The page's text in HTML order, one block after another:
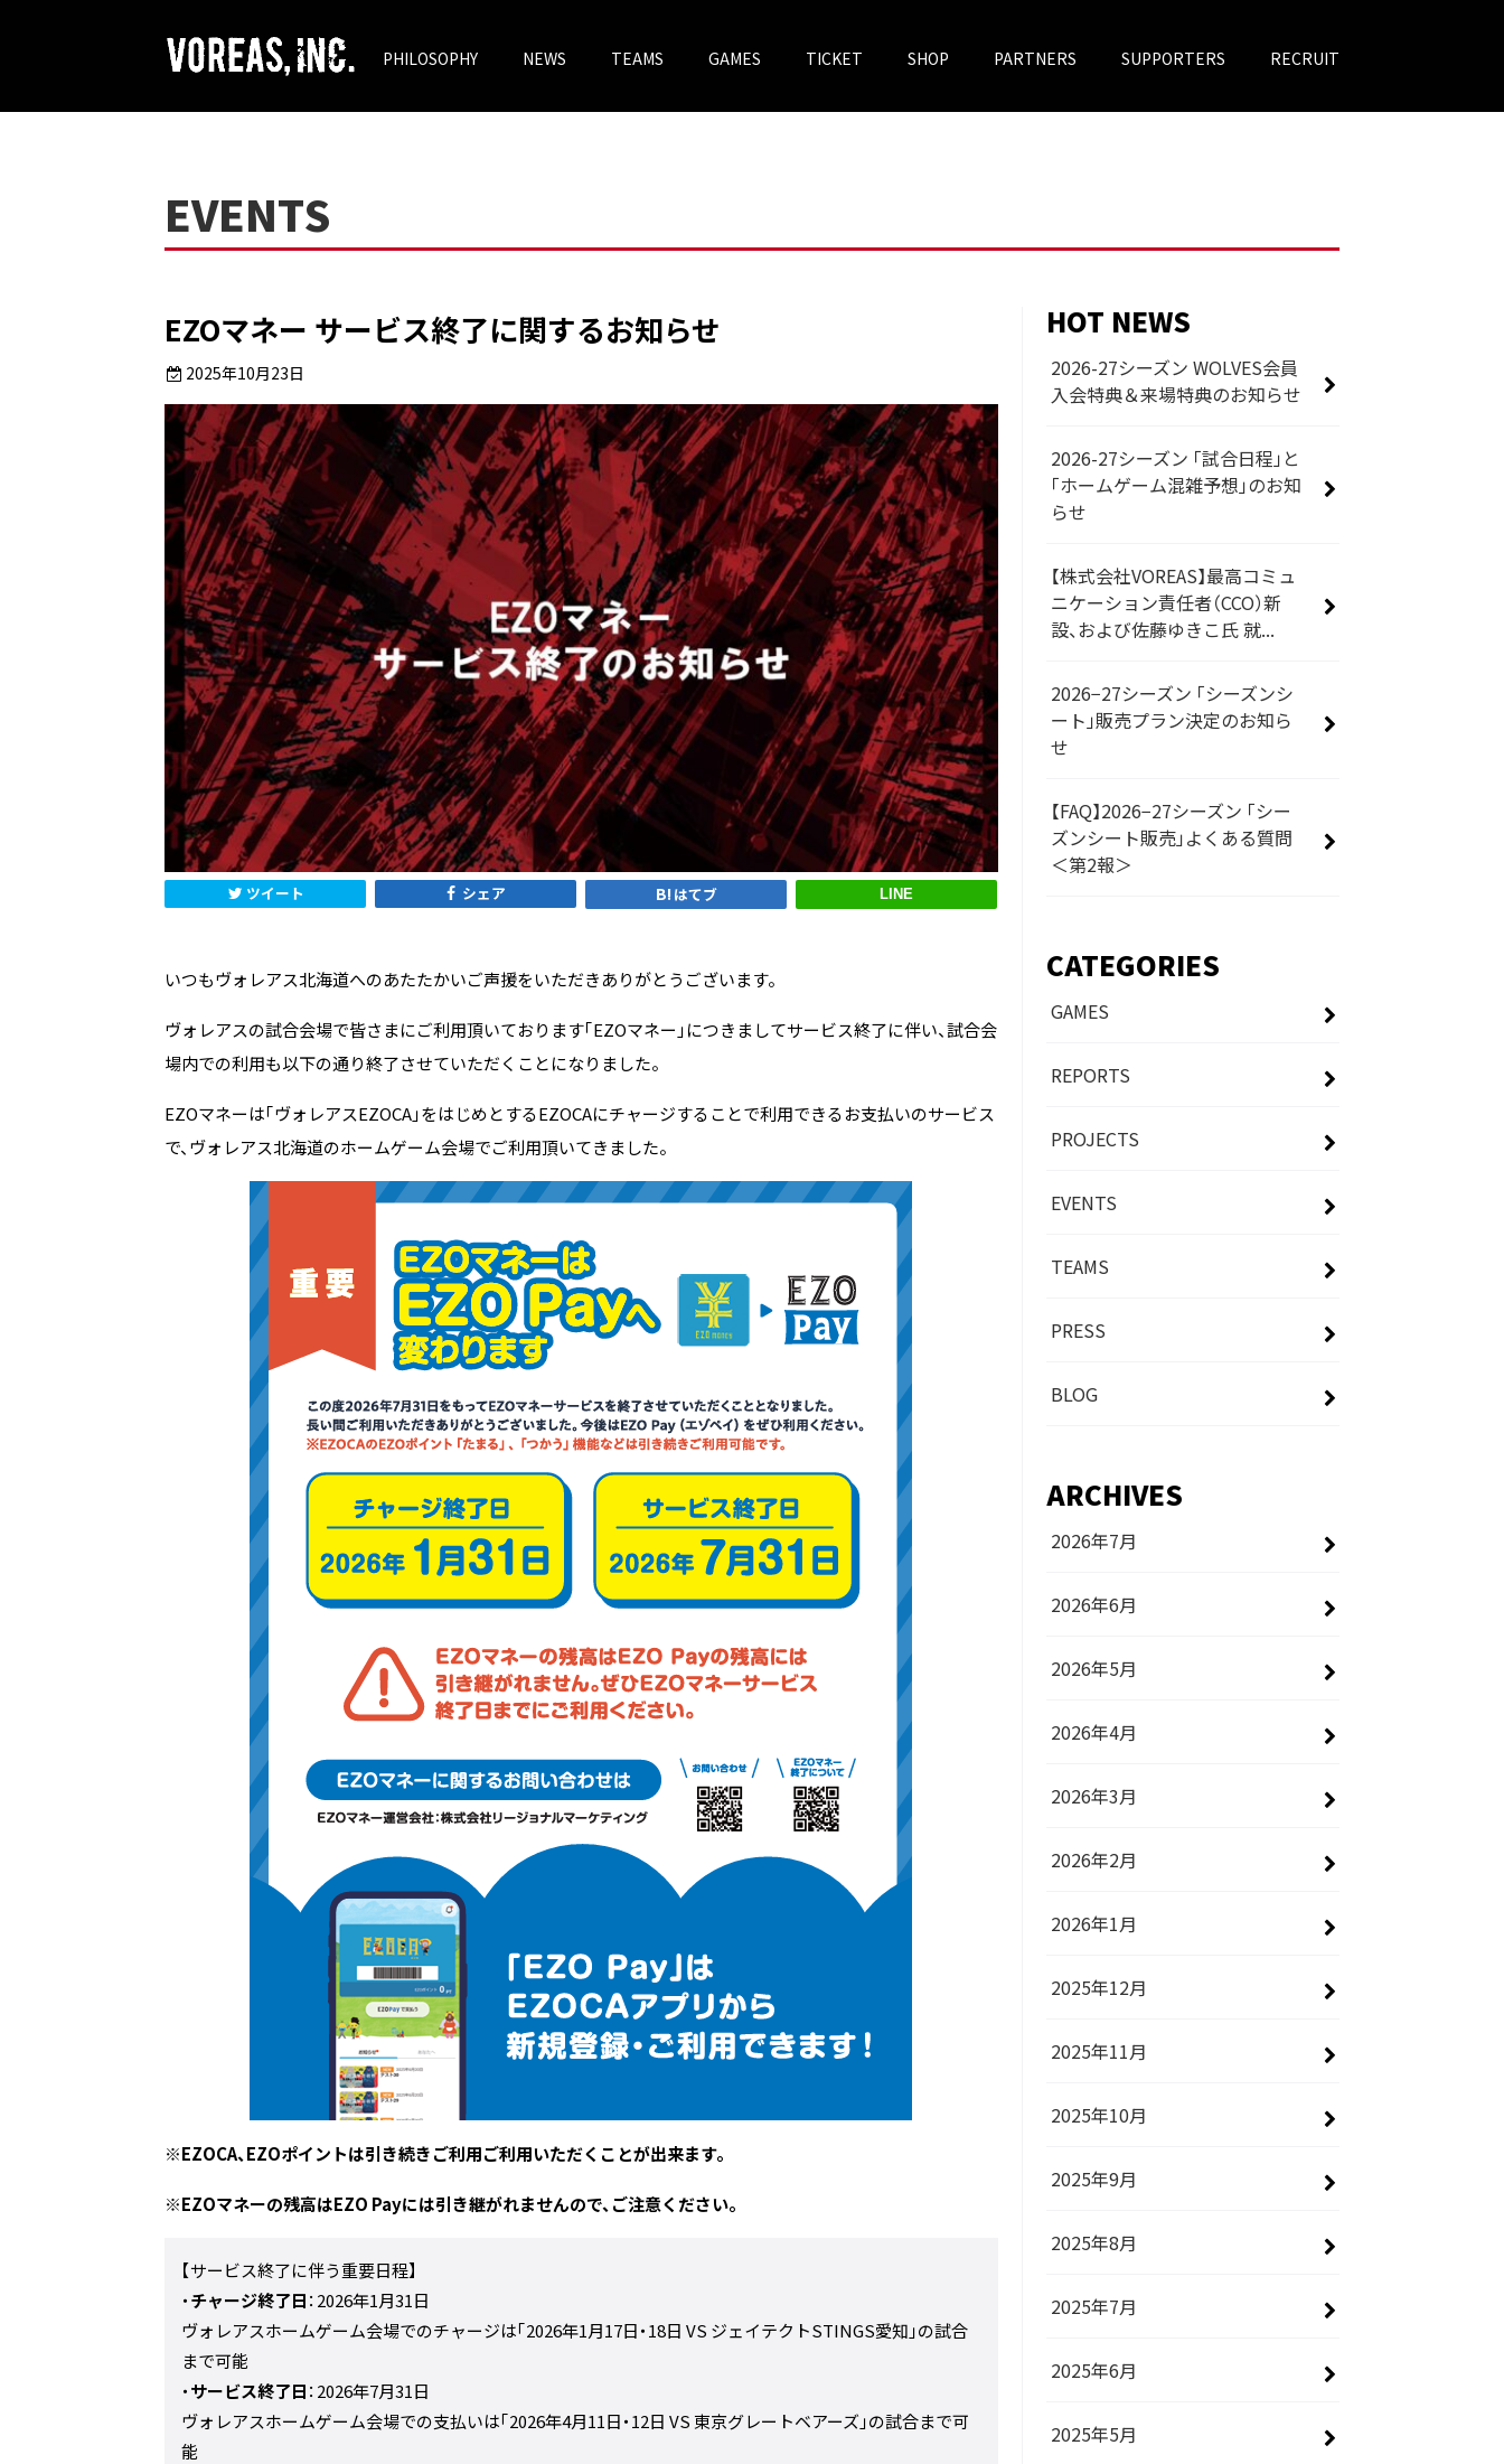
PHILOSOPHY NEWS TEAMS GAMES TICKET
チケットV
VOREAS MEGASTORE
SHOP PARTNERS SUPPORTERS RECRUIT
EVENTS
EZOマネー サービス終了に関するお知らせ
2025年10月23日
ツイート シェア はてブ LINE
いつもヴォレアス北海道へのあたたかいご声援をいただきありがとうございます。
ヴォレアスの試合会場で皆さまにご利用頂いております「EZOマネー」につきましてサービス終了に伴い、試合会
場内での利用も以下の通り終了させていただくことになりました。
EZOマネーは「ヴォレアスEZOCA」をはじめとするEZOCAにチャージすることで利用できるお支払いのサービス
で、ヴォレアス北海道のホームゲーム会場でご利用頂いてきました。
※EZOCA、EZOポイントは引き続きご利用ご利用いただくことが出来ます。
※EZOマネーの残高はEZO Payには引き継がれませんので、ご注意ください。
【サービス終了に伴う重要日程】
・チャージ終了日：2026年1月31日
ヴォレアスホームゲーム会場でのチャージは「2026年1月17日・18日 VS ジェイテクトSTINGS愛知」の試合
まで可能
・サービス終了日：2026年7月31日
ヴォレアスホームゲーム会場での支払いは「2026年4月11日・12日 VS 東京グレートベアーズ」の試合まで可
能
HOT NEWS
2026-27シーズン WOLVES会員
入会特典＆来場特典のお知らせ
2026-27シーズン 「試合日程」と
「ホームゲーム混雑予想」のお知
らせ
【株式会社VOREAS】最高コミュ
ニケーション責任者（CCO）新
設、および佐藤ゆきこ氏 就...
2026−27シーズン 「シーズンシ
ート」販売プラン決定のお知ら
せ
【FAQ】2026−27シーズン 「シー
ズンシート販売」よくある質問
＜第2報＞
CATEGORIES
GAMES
REPORTS
PROJECTS
EVENTS
TEAMS
PRESS
BLOG
ARCHIVES
2026年7月
2026年6月
2026年5月
2026年4月
2026年3月
2026年2月
2026年1月
2025年12月
2025年11月
2025年10月
2025年9月
2025年8月
2025年7月
2025年6月
2025年5月